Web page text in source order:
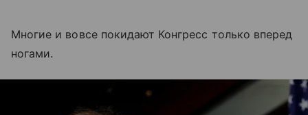
Многие и вовсе покидают Конгресс только вперед
ногами.